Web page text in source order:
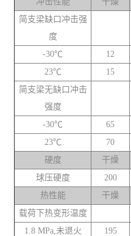
简支梁缺口冲击强
度
-30℃
12
23℃
15
简支梁无缺口冲击
强度
-30℃
65
23℃
70
硬度
干燥
球压硬度
200
热性能
干燥
载荷下热变形温度
1.8 MPa,未退火
195